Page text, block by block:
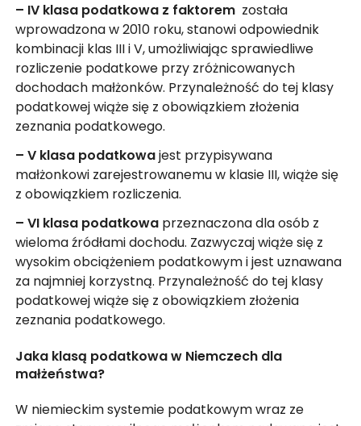
– IV klasa podatkowa z faktorem została
wprowadzona w 2010 roku, stanowi odpowiednik
kombinacji klas III i V, umożliwiając sprawiedliwe
rozliczenie podatkowe przy zróżnicowanych
dochodach małżonków. Przynależność do tej klasy
podatkowej wiąże się z obowiązkiem złożenia
zeznania podatkowego.
– V klasa podatkowajest przypisywana
małżonkowi zarejestrowanemu w klasie III, wiąże się
z obowiązkiem rozliczenia.
– VI klasa podatkowa przeznaczona dla osób z
wieloma źródłami dochodu. Zazwyczaj wiąże się z
wysokim obciążeniem podatkowym i jest uznawana
za najmniej korzystną. Przynależność do tej klasy
podatkowej wiąże się z obowiązkiem złożenia
zeznania podatkowego.
Jaka klasą podatkowa w Niemczech dla
małżeństwa?
W niemieckim systemie podatkowym wraz ze